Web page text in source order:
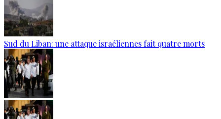
Sud du Liban: une attaque israéliennes fait quatre morts